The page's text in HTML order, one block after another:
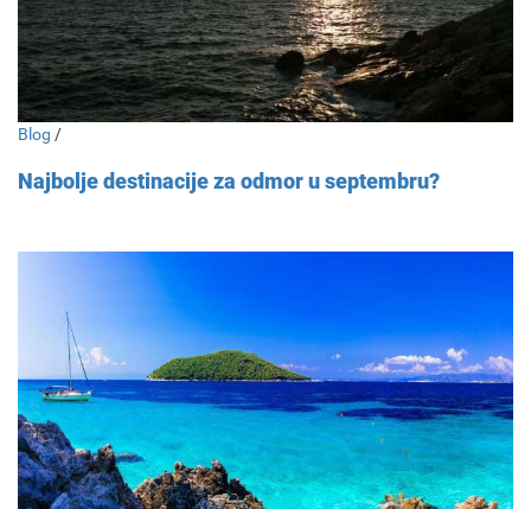
Blog /
Najbolje destinacije za odmor u septembru?